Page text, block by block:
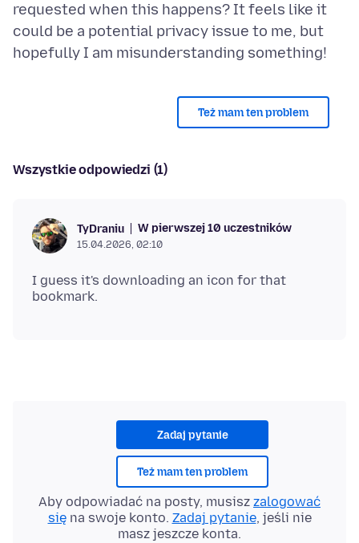
requested when this happens? It feels like it
could be a potential privacy issue to me, but
Też mam ten problem
Wszystkie odpowiedzi (1)
TyDraniu W pierwszej 10 uczestników
15.04.2026, 02:10
I guess it's downloading an icon for that
Zadaj pytanie
Też mam ten problem
Aby odpowiadać na posty, musisz zalogować
sięna swoje konto. Zadaj pytanie, jeśli nie
masz jeszcze konta.